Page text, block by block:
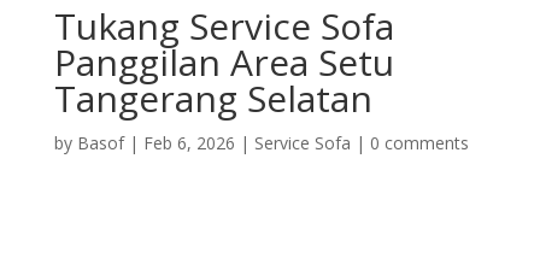
Tukang Service Sofa
Panggilan Area Setu
Tangerang Selatan
by Basof| Feb 6, 2026 | Service Sofa | 0 comments